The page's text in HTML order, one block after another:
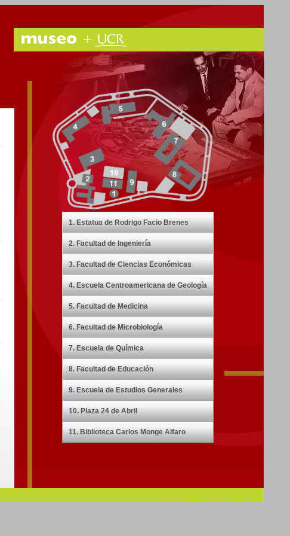
1. Estatua de Rodrigo Facio Brenes
2. Facultad de Ingeniería
3. Facultad de Ciencias Económicas
4. Escuela Centroamericana de Geología
5. Facultad de Medicina
6. Facultad de Microbiología
7. Escuela de Química
8. Facultad de Educación
9. Escuela de Estudios Generales
10. Plaza 24 de Abril
11. Biblioteca Carlos Monge Alfaro